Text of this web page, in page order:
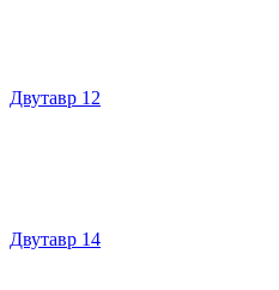
Двутавр 12
Двутавр 14